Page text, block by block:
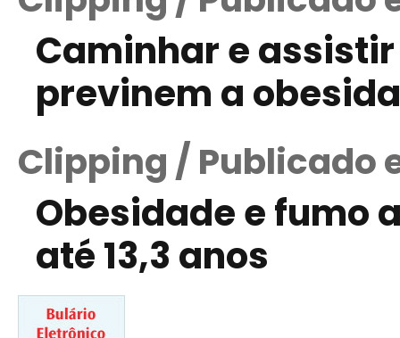
Caminhar e
previnem a
Clipping / Publicado
Obesidade e fumo
até 13,3 anos